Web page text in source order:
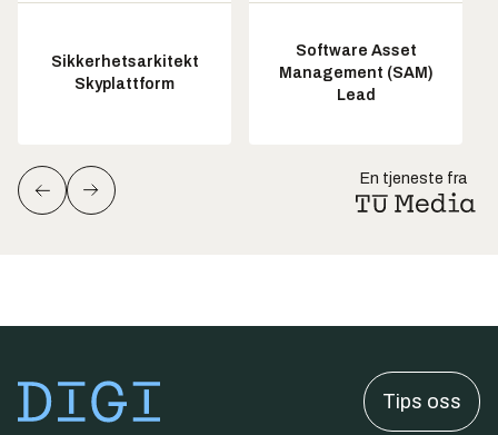
Sikkerhetsarkitekt
Skyplattform
Software Asset
Management (SAM)
Lead
En tjeneste fra
Tips oss